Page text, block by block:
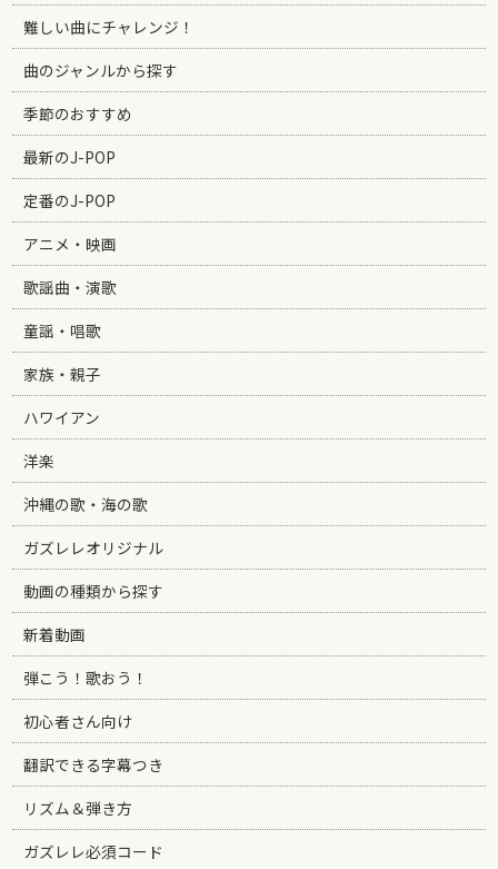
難しい曲にチャレンジ！
曲のジャンルから探す
季節のおすすめ
最新のJ-POP
定番のJ-POP
アニメ・映画
歌謡曲・演歌
童謡・唱歌
家族・親子
ハワイアン
洋楽
沖縄の歌・海の歌
ガズレレオリジナル
動画の種類から探す
新着動画
弾こう！歌おう！
初心者さん向け
翻訳できる字幕つき
リズム＆弾き方
ガズレレ必須コード